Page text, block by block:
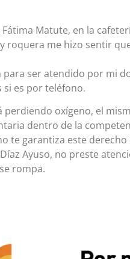
Matute, en la
roquera me hizo sentir
ser atendido por mi
si es por teléfono.
perdiendo oxígeno, el
dentro de la
te garantiza este
Ayuso, no preste
rompa.